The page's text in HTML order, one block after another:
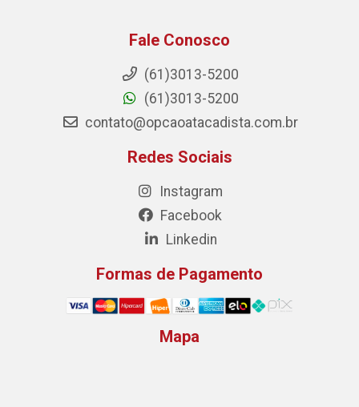
Fale Conosco
(61)3013-5200
(61)3013-5200
contato@opcaoatacadista.com.br
Redes Sociais
Instagram
Facebook
Linkedin
Formas de Pagamento
Mapa